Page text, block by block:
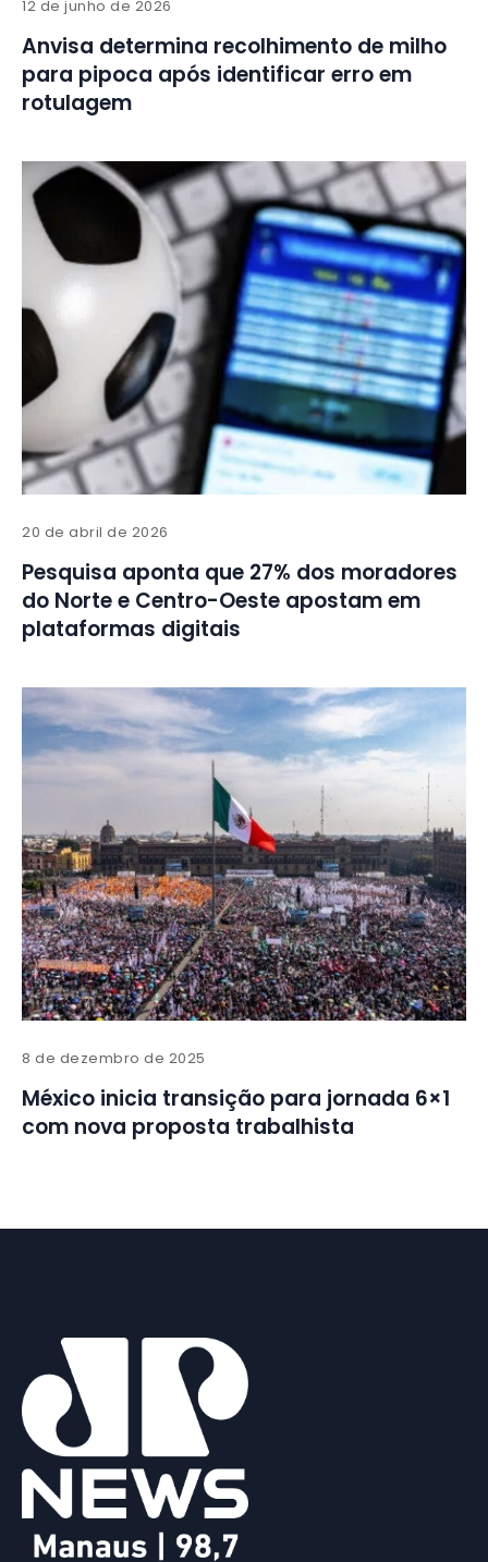
12 de junho de 2026
Anvisa determina recolhimento de milho
para pipoca após identificar erro em
rotulagem
20 de abril de 2026
Pesquisa aponta que 27% dos moradores
do Norte e Centro-Oeste apostam em
plataformas digitais
8 de dezembro de 2025
México inicia transição para jornada 6×1
com nova proposta trabalhista